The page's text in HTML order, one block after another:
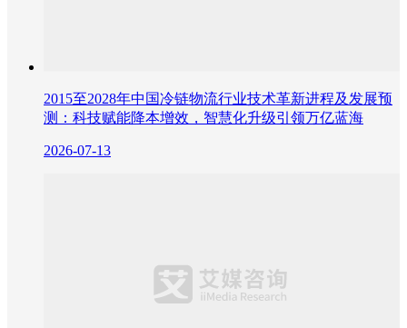
2015至2028年中国冷链物流行业技术革新进程及发展预
测：科技赋能降本增效，智慧化升级引领万亿蓝海
2026-07-13